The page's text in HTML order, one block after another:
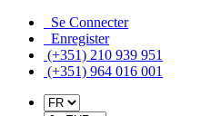
Se Connecter
Enregister
(+351) 210 939 951
(+351) 964 016 001